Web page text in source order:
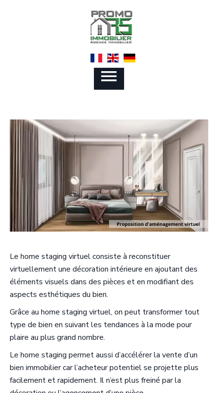
Le home staging virtuel consiste à reconstituer
virtuellement une décoration intérieure en ajoutant des
éléments visuels dans des pièces et en modifiant des
aspects esthétiques du bien.
Grâce au home staging virtuel, on peut transformer tout
type de bien en suivant les tendances à la mode pour
plaire au plus grand nombre.
Le home staging permet aussi d’accélérer la vente d’un
bien immobilier car l’acheteur potentiel se projette plus
facilement et rapidement. Il n’est plus freiné par la